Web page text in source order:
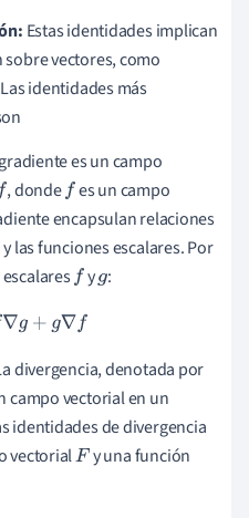
Estas identidades implican
vectores, como
identidades más
es un campo
, dondef es un campo
encapsulan relaciones
las funciones escalares. Por
f yg:
g+ g∇f
divergencia, denotada por
campo vectorial en un
identidades de divergencia
vectorialF y una función